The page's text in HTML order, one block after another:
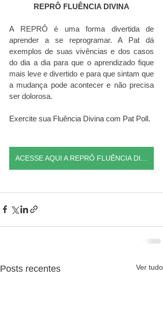
REPRÔ FLUÊNCIA DIVINA
A REPRÔ é uma forma divertida de
aprender a se reprogramar. A Pat dá
exemplos de suas vivências e dos casos
do dia a dia para que o aprendizado fique
mais leve e divertido e para que sintam que
a mudança pode acontecer e não precisa
ser dolorosa.
Exercite sua Fluência Divina com Pat Poll.
Posts recentes Ver tudo